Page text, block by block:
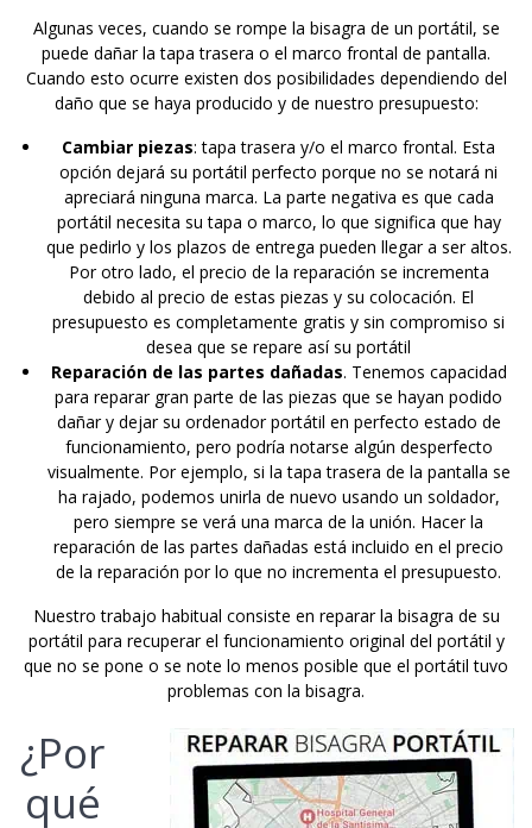
Algunas veces, cuando se rompe la bisagra de un portátil, se
puede dañar la tapa trasera o el marco frontal de pantalla.
Cuando esto ocurre existen dos posibilidades dependiendo del
daño que se haya producido y de nuestro presupuesto:
Cambiar piezas: tapa trasera y/o el marco frontal. Esta
opción dejará su portátil perfecto porque no se notará ni
apreciará ninguna marca. La parte negativa es que cada
portátil necesita su tapa o marco, lo que significa que hay
que pedirlo y los plazos de entrega pueden llegar a ser altos.
Por otro lado, el precio de la reparación se incrementa
debido al precio de estas piezas y su colocación. El
presupuesto es completamente gratis y sin compromiso si
desea que se repare así su portátil
Reparación de las partes dañadas. Tenemos capacidad
para reparar gran parte de las piezas que se hayan podido
dañar y dejar su ordenador portátil en perfecto estado de
funcionamiento, pero podría notarse algún desperfecto
visualmente. Por ejemplo, si la tapa trasera de la pantalla se
ha rajado, podemos unirla de nuevo usando un soldador,
pero siempre se verá una marca de la unión. Hacer la
reparación de las partes dañadas está incluido en el precio
de la reparación por lo que no incrementa el presupuesto.
Nuestro trabajo habitual consiste en reparar la bisagra de su
portátil para recuperar el funcionamiento original del portátil y
que no se pone o se note lo menos posible que el portátil tuvo
problemas con la bisagra.
¿Por
qué